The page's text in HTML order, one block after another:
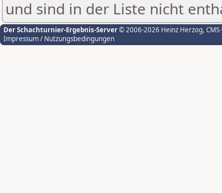
und sind in der Liste nicht
Der Schachturnier-Ergebnis-Server© 2006-2026 Heinz Herzog,
Impressum / Nutzungsbedingungen